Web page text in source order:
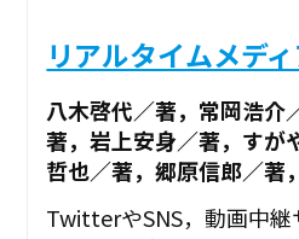
リアルタイムメデ
八木啓代／著，常岡浩
著，岩上安身／著，すが
哲也／著，郷原信郎／著
TwitterやSNS，動画中継